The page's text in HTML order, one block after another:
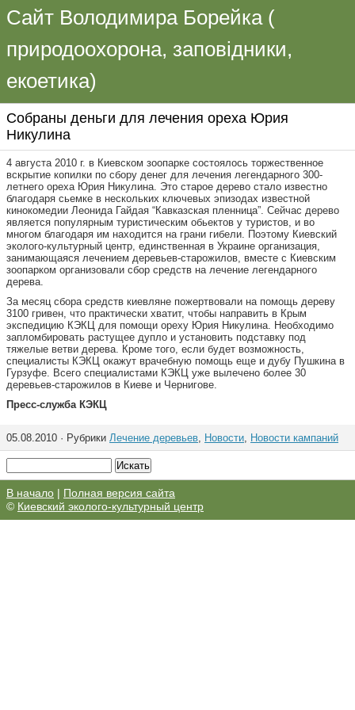
Сайт Володимира Борейка (
природоохорона, заповідники,
екоетика)
Собраны деньги для лечения ореха Юрия
Никулина
4 августа 2010 г. в Киевском зоопарке состоялось торжественное
вскрытие копилки по сбору денег для лечения легендарного 300-
летнего ореха Юрия Никулина. Это старое дерево стало известно
благодаря сьемке в нескольких ключевых эпизодах известной
кинокомедии Леонида Гайдая “Кавказская пленница”. Сейчас дерево
является популярным туристическим обьектов у туристов, и во
многом благодаря им находится на грани гибели. Поэтому Киевский
эколого-культурный центр, единственная в Украине организация,
занимающаяся лечением деревьев-старожилов, вместе с Киевским
зоопарком организовали сбор средств на лечение легендарного
дерева.
За месяц сбора средств киевляне пожертвовали на помощь дереву
3100 гривен, что практически хватит, чтобы направить в Крым
экспедицию КЭКЦ для помощи ореху Юрия Никулина. Необходимо
запломбировать растущее дупло и установить подставку под
тяжелые ветви дерева. Кроме того, если будет возможность,
специалисты КЭКЦ окажут врачебную помощь еще и дубу Пушкина в
Гурзуфе. Всего специалистами КЭКЦ уже вылечено более 30
деревьев-старожилов в Киеве и Чернигове.
Пресс-служба КЭКЦ
05.08.2010 · Рубрики Лечение деревьев, Новости, Новости кампаний
В начало | Полная версия сайта
© Киевский эколого-культурный центр